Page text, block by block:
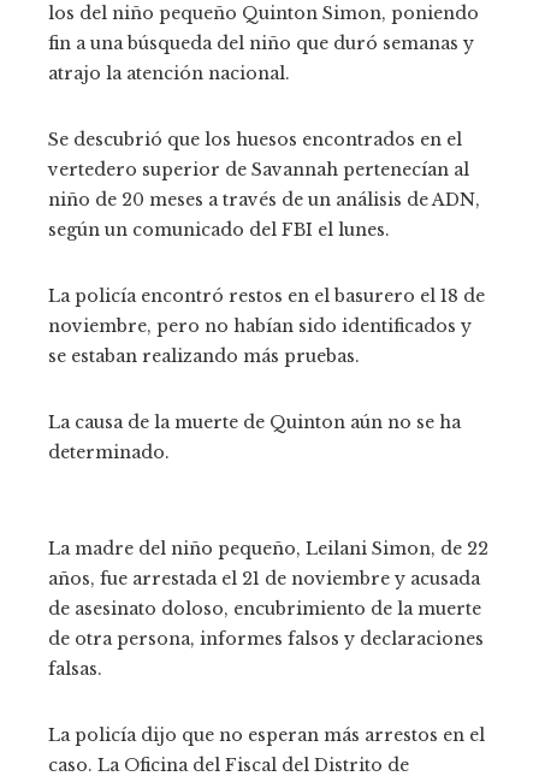
los del niño pequeño Quinton Simon, poniendo
fin a una búsqueda del niño que duró semanas y
atrajo la atención nacional.
Se descubrió que los huesos encontrados en el
vertedero superior de Savannah pertenecían al
niño de 20 meses a través de un análisis de ADN,
según un comunicado del FBI el lunes.
La policía encontró restos en el basurero el 18 de
noviembre, pero no habían sido identificados y
se estaban realizando más pruebas.
La causa de la muerte de Quinton aún no se ha
determinado.
La madre del niño pequeño, Leilani Simon, de 22
años, fue arrestada el 21 de noviembre y acusada
de asesinato doloso, encubrimiento de la muerte
de otra persona, informes falsos y declaraciones
falsas.
La policía dijo que no esperan más arrestos en el
caso. La Oficina del Fiscal del Distrito de